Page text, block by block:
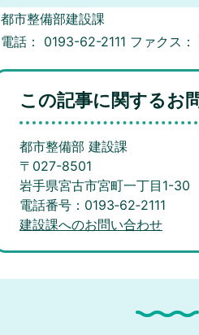
都市整備部建設課
電話： 0193-62-2111 ファクス
この記事に関するお
都市整備部 建設課
〒027-8501
岩手県宮古市宮町一丁目1-30
電話番号：0193‐62‐2111
建設課へのお問い合わせ